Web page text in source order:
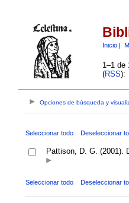
Inicio|
1–1 de
(RSS):
Opciones de búsqueda y
Seleccionar todo Deseleccionar
Pattison, D. G. (2001).
Seleccionar todo Deseleccionar